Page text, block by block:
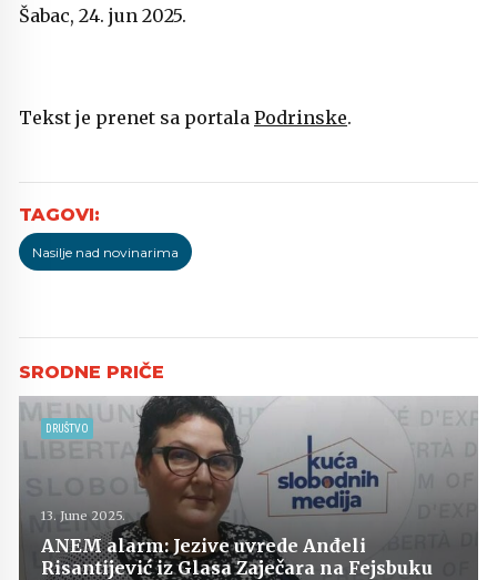
Šabac, 24. jun 2025.
Tekst je prenet sa portala Podrinske.
Nasilje nad novinarima
DRUŠTVO
13. June 2025.
ANEM alarm: Jezive uvrede Anđeli
Risantijević iz Glasa Zaječara na Fejsbuku